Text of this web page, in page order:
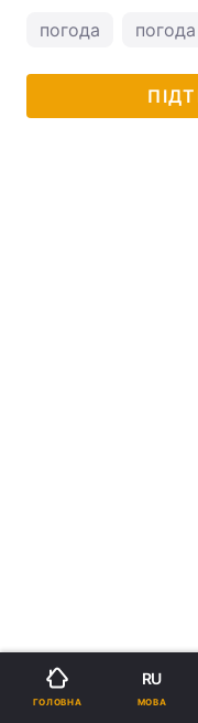
погода
ГОЛОВНА
RU
МОВА